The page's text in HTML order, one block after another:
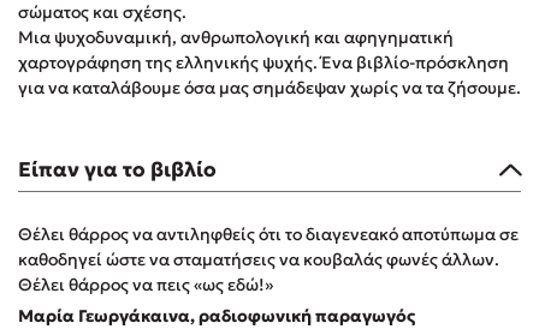
Emily Henry
Ali Hazelwood
Cori Doerrfeld
Δημοφιλή Άρθρα
Τεστ: Ποιο αστυνομικό βιβλίο σου ταιριάζει για το καλοκαίρι;
3 βιβλία βασισμένα σε αληθινά γεγονότα!
σώματος και σχέσης.
Μια ψυχοδυναμική, ανθρωπολογική και αφηγηματική
χαρτογράφηση της ελληνικής ψυχής. Ένα βιβλίο-πρόσκληση
για να καταλάβουμε όσα μας σημάδεψαν χωρίς να τα ζήσουμε.
Είπαν για το βιβλίο
Θέλει θάρρος να αντιληφθείς ότι το διαγενεακό αποτύπωμα σε
καθοδηγεί ώστε να σταματήσεις να κουβαλάς φωνές άλλων.
Θέλει θάρρος να πεις «ως εδώ!»
Μαρία Γεωργάκαινα, ραδιοφωνική παραγωγός